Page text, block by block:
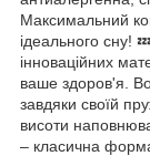
Максимальний
ідеального сну!
інноваційних
ваше здоров'я.
завдяки своїй
висоти
– класична